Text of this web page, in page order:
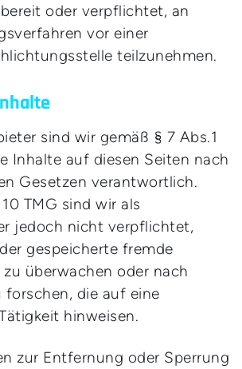
oder verpflichtet, an
vor einer
teilzunehmen.
sind wir gemäß § 7 Abs.1
Inhalte auf diesen Seiten nach
Gesetzen verantwortlich.
TMG sind wir als
jedoch nicht verpflichtet,
gespeicherte fremde
überwachen oder nach
forschen, die auf eine
hinweisen.
zur Entfernung oder Sperrung